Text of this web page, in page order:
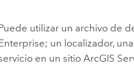
utilizar un archivo de
; un localizador,
en un sitioArcGIS